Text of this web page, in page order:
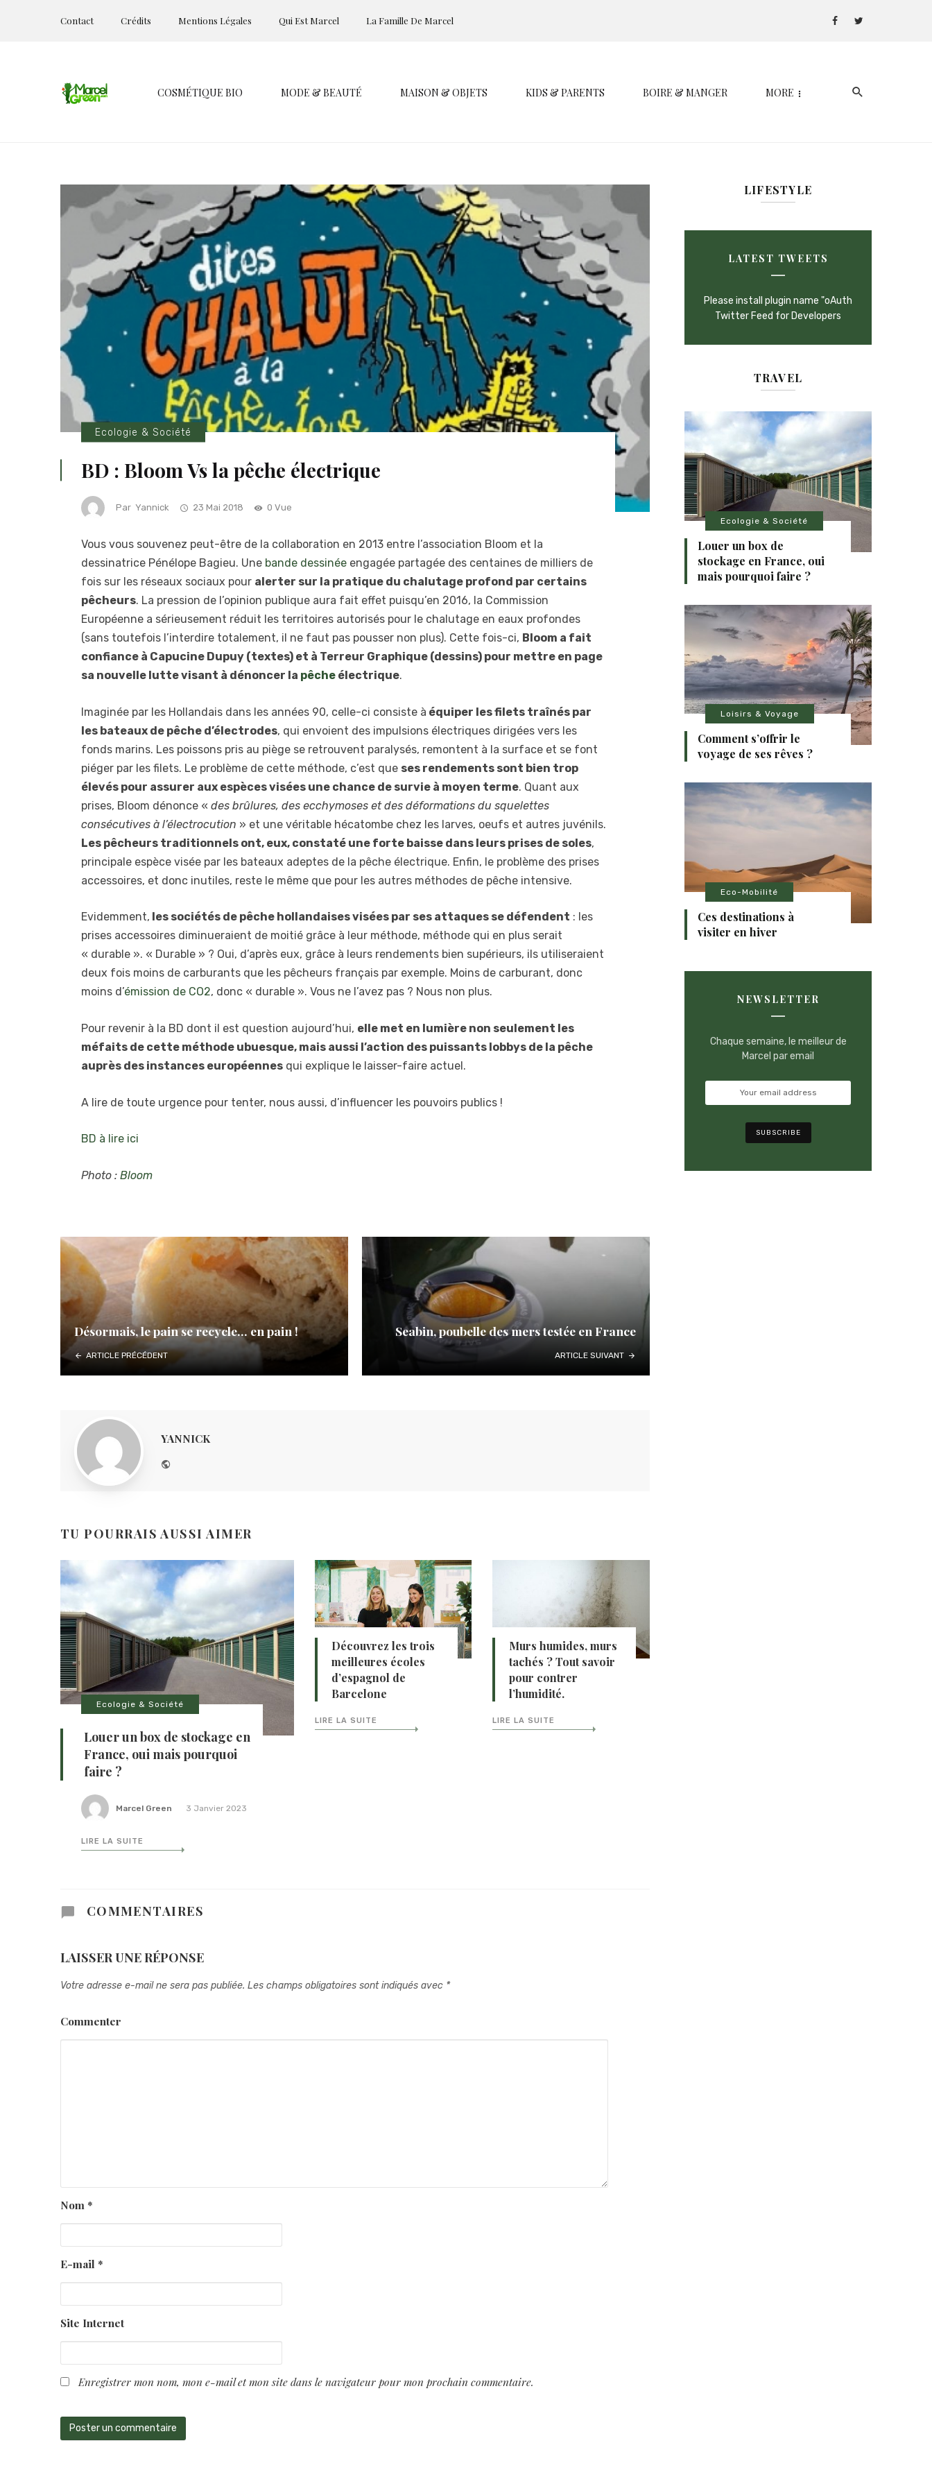
Contact Crédits Mentions Légales Qui Est Marcel La Famille De Marcel
COSMÉTIQUE BIO MODE & BEAUTÉ MAISON & OBJETS KIDS & PARENTS BOIRE & MANGER MORE
Ecologie & Société
BD : Bloom Vs la pêche électrique
Par Yannick 23 Mai 2018 0 Vue
Vous vous souvenez peut-être de la collaboration en 2013 entre l’association Bloom et la
dessinatrice Pénélope Bagieu. Une bande dessinée engagée partagée des centaines de milliers de
fois sur les réseaux sociaux pour alerter sur la pratique du chalutage profond par certains
pêcheurs. La pression de l’opinion publique aura fait effet puisqu’en 2016, la Commission
Européenne a sérieusement réduit les territoires autorisés pour le chalutage en eaux profondes
(sans toutefois l’interdire totalement, il ne faut pas pousser non plus). Cette fois-ci, Bloom a fait
confiance à Capucine Dupuy (textes) et à Terreur Graphique (dessins) pour mettre en page
sa nouvelle lutte visant à dénoncer la pêche électrique.
Imaginée par les Hollandais dans les années 90, celle-ci consiste à équiper les filets traînés par
les bateaux de pêche d’électrodes, qui envoient des impulsions électriques dirigées vers les
fonds marins. Les poissons pris au piège se retrouvent paralysés, remontent à la surface et se font
piéger par les filets. Le problème de cette méthode, c’est que ses rendements sont bien trop
élevés pour assurer aux espèces visées une chance de survie à moyen terme. Quant aux
prises, Bloom dénonce « des brûlures, des ecchymoses et des déformations du squelettes
consécutives à l’électrocution » et une véritable hécatombe chez les larves, oeufs et autres juvénils.
Les pêcheurs traditionnels ont, eux, constaté une forte baisse dans leurs prises de soles,
principale espèce visée par les bateaux adeptes de la pêche électrique. Enfin, le problème des prises
accessoires, et donc inutiles, reste le même que pour les autres méthodes de pêche intensive.
Evidemment, les sociétés de pêche hollandaises visées par ses attaques se défendent : les
prises accessoires diminueraient de moitié grâce à leur méthode, méthode qui en plus serait
« durable ». « Durable » ? Oui, d’après eux, grâce à leurs rendements bien supérieurs, ils utiliseraient
deux fois moins de carburants que les pêcheurs français par exemple. Moins de carburant, donc
moins d’émission de CO2, donc « durable ». Vous ne l’avez pas ? Nous non plus.
Pour revenir à la BD dont il est question aujourd’hui, elle met en lumière non seulement les
méfaits de cette méthode ubuesque, mais aussi l’action des puissants lobbys de la pêche
auprès des instances européennes qui explique le laisser-faire actuel.
A lire de toute urgence pour tenter, nous aussi, d’influencer les pouvoirs publics !
BD à lire ici
Photo : Bloom
Désormais, le pain se recycle… en pain !
ARTICLE PRÉCÉDENT
Seabin, poubelle des mers testée en France
ARTICLE SUIVANT
YANNICK
TU POURRAIS AUSSI AIMER
Ecologie & Société
Louer un box de stockage en
France, oui mais pourquoi
faire ?
Marcel Green 3 Janvier 2023
LIRE LA SUITE
Découvrez les trois
meilleures écoles
d’espagnol de
Barcelone
LIRE LA SUITE
Murs humides, murs
tachés ? Tout savoir
pour contrer
l’humidité.
LIRE LA SUITE
COMMENTAIRES
LAISSER UNE RÉPONSE
Votre adresse e-mail ne sera pas publiée. Les champs obligatoires sont indiqués avec *
Commenter
Nom *
E-mail *
Site Internet
Enregistrer mon nom, mon e-mail et mon site dans le navigateur pour mon prochain commentaire.
LIFESTYLE
LATEST TWEETS
Please install plugin name "oAuth
Twitter Feed for Developers
TRAVEL
Ecologie & Société
Louer un box de
stockage en France, oui
mais pourquoi faire ?
Loisirs & Voyage
Comment s’offrir le
voyage de ses rêves ?
Eco-Mobilité
Ces destinations à
visiter en hiver
NEWSLETTER
Chaque semaine, le meilleur de
Marcel par email